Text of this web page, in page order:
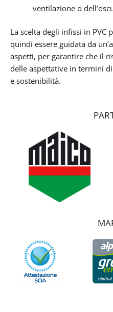
ventilazione o
La scelta degli infissi in
quindi essere guidata da
aspetti, per garantire che il
delle aspettative in termini
e sostenibilità.